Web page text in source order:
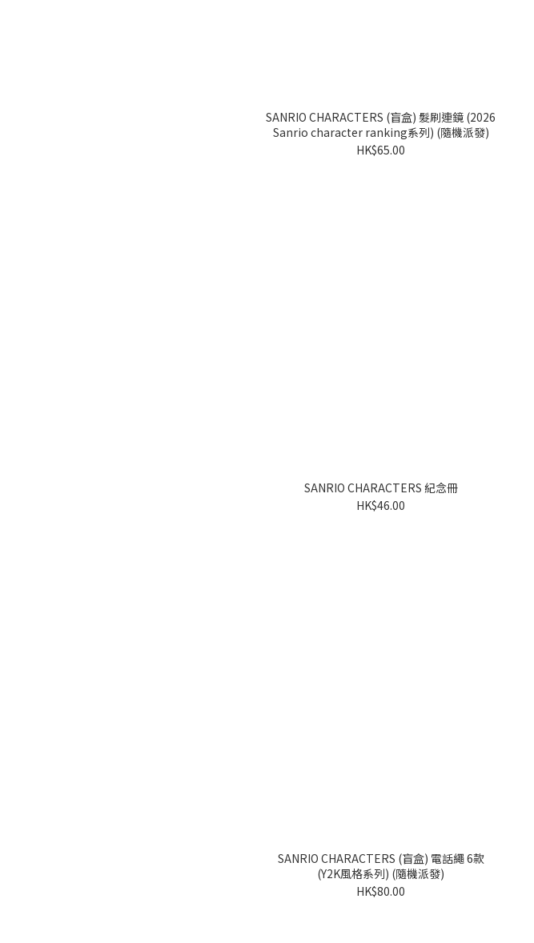
SANRIO CHARACTERS (盲盒) 髮刷連鏡 (2026
Sanrio character ranking系列) (隨機派發)
HK$65.00
SANRIO CHARACTERS 紀念冊
HK$46.00
SANRIO CHARACTERS (盲盒) 電話繩 6款
(Y2K風格系列) (隨機派發)
HK$80.00